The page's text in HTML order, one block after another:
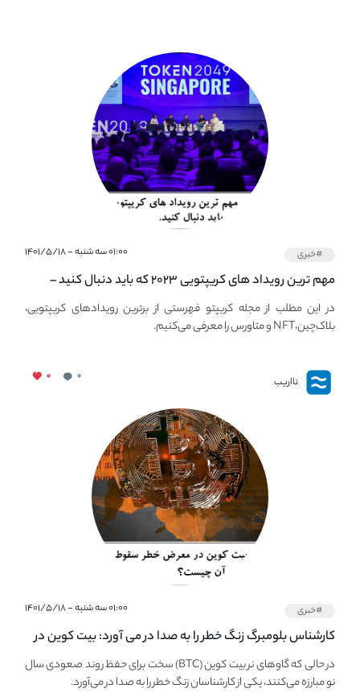
#خبری ۰۱:۰۰ سه شنبه - ۱۴۰۱/۵/۱۸
مهم ترین رویداد های کریپتویی ۲۰۲۳ که باید دنبال کنید –
معرفی بهترین رویداد های جهانی
در این مطلب از مجله کریپتو فهرستی از برترین رویدادهای کریپتویی،
بلاک‌چین،NFT و متاورس را معرفی می‌کنیم.
نااریب ۰ ۰
#خبری ۰۱:۰۰ سه شنبه - ۱۴۰۱/۵/۱۸
کارشناس بلومبرگ زنگ خطر را به صدا در می آورد: بیت کوین در
معرض خطر سقوط بزرگ است - دلیل آن چیست؟در حالی که گاوهای نر بیت کوین (BTC) سخت برای حفظ روند صعودی سال
نو مبارزه می‌کنند، یکی از کارشناسان زنگ خطر را به صدا در می‌آورد.